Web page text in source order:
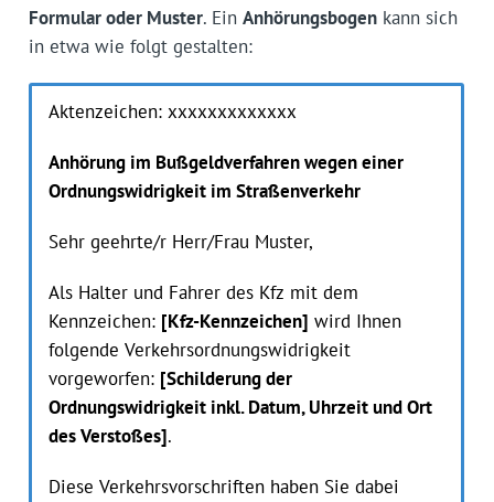
Formular oder Muster. Ein Anhörungsbogenkann sich
in etwa wie folgt gestalten:
Aktenzeichen: xxxxxxxxxxxxx
Anhörung im Bußgeldverfahren wegen einer
Ordnungswidrigkeit im Straßenverkehr
Sehr geehrte/r Herr/Frau Muster,
Als Halter und Fahrer des Kfz mit dem
Kennzeichen: [Kfz-Kennzeichen] wird Ihnen
folgende Verkehrsordnungswidrigkeit
vorgeworfen: [Schilderung der
Ordnungswidrigkeit inkl. Datum, Uhrzeit und Ort
des Verstoßes].
Diese Verkehrsvorschriften haben Sie dabei